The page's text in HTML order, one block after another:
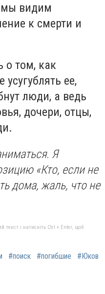
мы видим
к смерти и
о том, как
усугублять ее,
люди, а ведь
дочери, отцы,
Я
«Кто, если не
дома, жаль, что не
текст і натисніть Ctrl + Enter, щоб
#поиск #погибшие #Юков